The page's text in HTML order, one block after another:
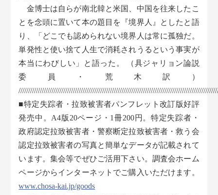
金博士は自らが南北韓と米国、中国を往来したこ
とを念頭に置いて本の題目を『境界人』としたと語
り、「どこでも認められない境界人は常に孤独だ。
単発性と使い捨て人生で消耗されうるという事実が
本当にわびしい」と語った。 （具ジャリョン論説
委員・荒木訳）
■特定失踪者・拉致被害者パンフレット改訂版好評
発売中。A4版20ページ・1冊200円。特定失踪者・
政府認定拉致被害者・警察断定拉致被害者・救う会
認定拉致被害者の写真と簡単なデータが記載されて
います。集会等でぜひご活用下さい。調査会ホーム
ページからインターネットでご購入いただけます。
www.chosa-kai.jp/goods